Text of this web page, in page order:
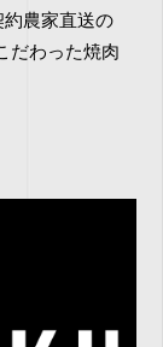
約農家直送の
だわった焼肉